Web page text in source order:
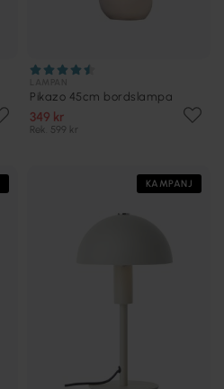
Pikazo 45cm bordslampa
349 kr
Rek. 599 kr
KAMPANJ